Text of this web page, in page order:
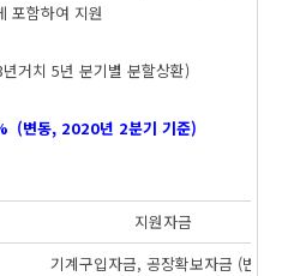
포함하여 지원
거치 5년 분기별 분할상환)
(변동, 2020년 2분기 기준)
지원자금
기계구입자금, 공장확보자금 (변동)